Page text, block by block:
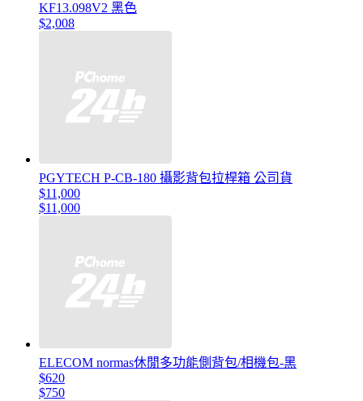
KF13.098V2 黑色
$2,008
PGYTECH P-CB-180 攝影背包拉桿箱 公司貨
$11,000
$11,000
ELECOM normas休閒多功能側背包/相機包-黑
$620
$750